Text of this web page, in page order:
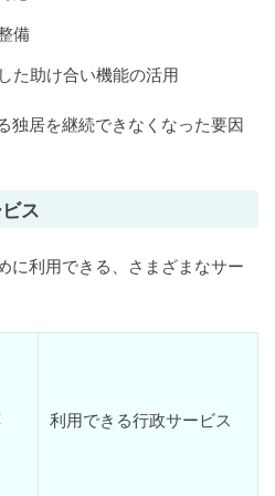
備
た助け合い機能の活用
独居を継続できなくなった要因
ス
に利用できる、さまざまなサー
利用できる行政サービス